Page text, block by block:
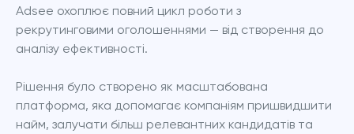
Adsee охоплює повний цикл роботи з
рекрутинговими оголошеннями — від створення до
аналізу ефективності.
Рішення було створено як масштабована
платформа, яка допомагає компаніям пришвидшити
найм, залучати більш релевантних кандидатів та